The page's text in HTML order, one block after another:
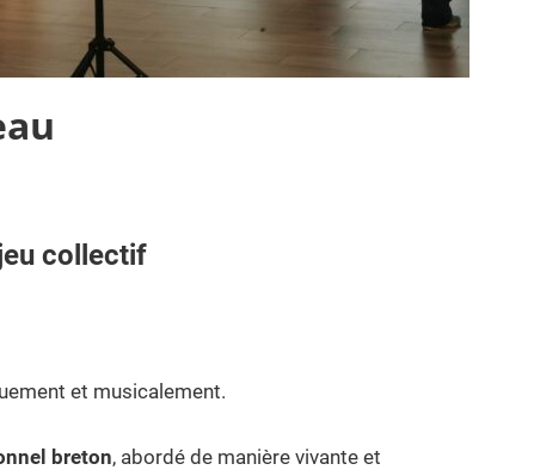
collectif
et musicalement.
breton, abordé de manière vivante et